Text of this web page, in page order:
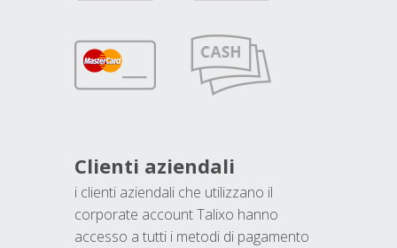
Clienti aziendali
i clienti aziendali che utilizzano il
corporate account Talixo hanno
accesso a tutti i metodi di pagamento